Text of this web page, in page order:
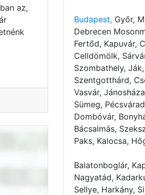
az,
Budapest, Győr,
Debrecen
Fertőd, Kapuvár,
Celldömölk,
Szombathely,
Szentgotthárd,
Vasvár,
Sümeg,
Dombóvár,
Bácsalmás,
Paks, Kalocsa,
Balatonboglár,
Nagyatád,
Sellye, Harkány,